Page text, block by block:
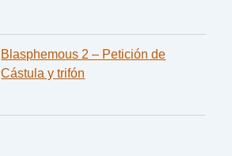
Blasphemous 2 – Petición de
Cástula y trifón